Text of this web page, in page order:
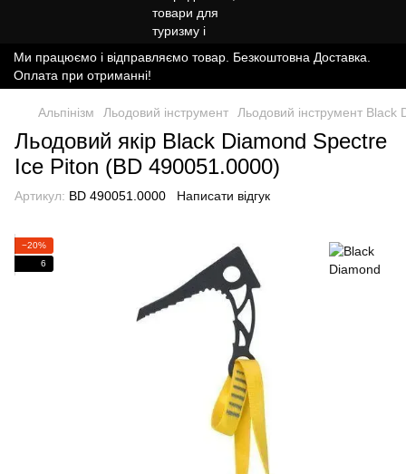
Ми працюємо і відправляємо товар. Безкоштовна Доставка.
Оплата при отриманні!
Альпінізм Льодовий інструмент Льодовий інструмент Black
Льодовий якір Black Diamond Spectre
Ice Piton (BD 490051.0000)
Артикул: BD 490051.0000 Написати відгук
−20%
6